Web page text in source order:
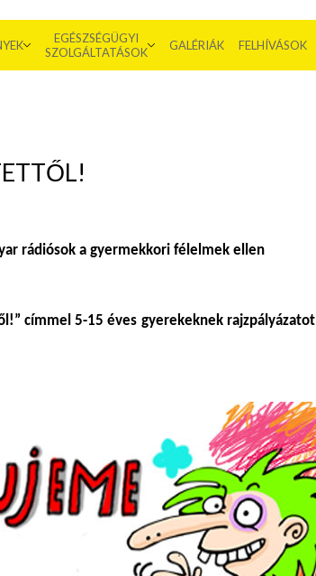
EGÉSZSÉGÜGYI
SZOLGÁLTATÁSOK
GALÉRIÁK FELHÍVÁSOK
rádiósok a gyermekkori félelmek ellen
!” címmel 5-15 éves gyerekeknek